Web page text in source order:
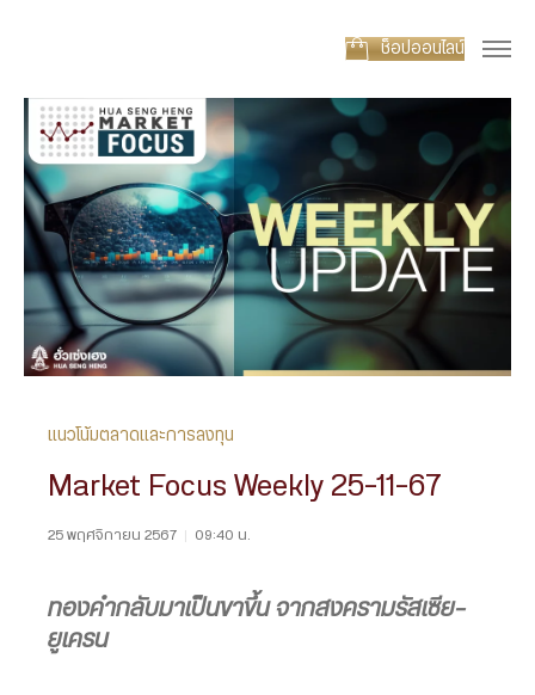
ช็อปออนไลน์
แนวโน้มตลาดและการลงทุน
Market Focus Weekly 25-11-67
25 พฤศจิกายน 2567 | 09:40 น.
ทองคำกลับมาเป็นขาขึ้น จากสงครามรัสเซีย-
ยูเครน